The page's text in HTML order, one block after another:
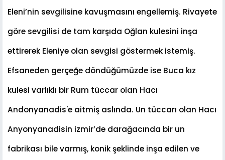
Eleni’nin sevgilisine kavuşmasını engellemiş. Rivayete
göre sevgilisi de tam karşıda Oğlan kulesini inşa
ettirerek Eleniye olan sevgisi göstermek istemiş.
Efsaneden gerçeğe döndüğümüzde ise Buca kız
kulesi varlıklı bir Rum tüccar olan Hacı
Andonyanadis'e aitmiş aslında. Un tüccarı olan Hacı
Anyonyanadisin izmir’de darağacında bir un
fabrikası bile varmış, konikşeklinde inşa edilen ve